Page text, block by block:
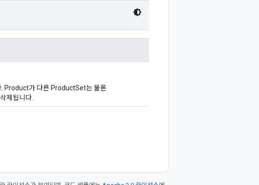
Product가 다른 ProductSet는 물론
제됩니다.